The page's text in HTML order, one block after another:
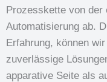
Prozesskette von der
Automatisierung ab.
Erfahrung, können
zuverlässige
apparative Seite als